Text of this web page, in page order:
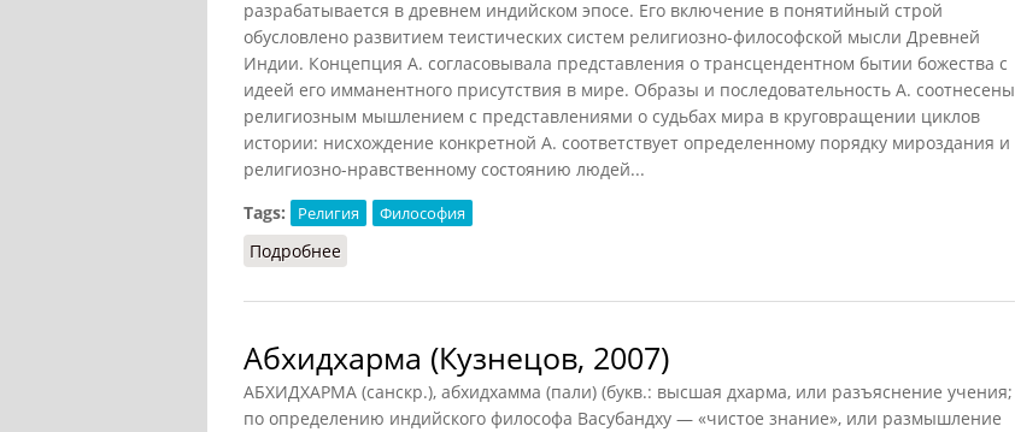
разрабатывается в древнем индийском эпосе. Его включение в понятийный строй
обусловлено развитием теистических систем религиозно-философской мысли Древней
Индии. Концепция А. согласовывала представления о трансцендентном бытии божества с
идеей его имманентного присутствия в мире. Образы и последовательность А. соотнесены
религиозным мышлением с представлениями о судьбах мира в круговращении циклов
истории: нисхождение конкретной А. соответствует определенному порядку мироздания и
религиозно-нравственному состоянию людей...
Tags:
Религия Философия
Подробнее
Абхидхарма (Кузнецов, 2007)
АБХИДХАРМА (санскр.), абхидхамма (пали) (букв.: высшая дхарма, или разъяснение учения;
по определению индийского философа Васубандху — «чистое знание», или размышление